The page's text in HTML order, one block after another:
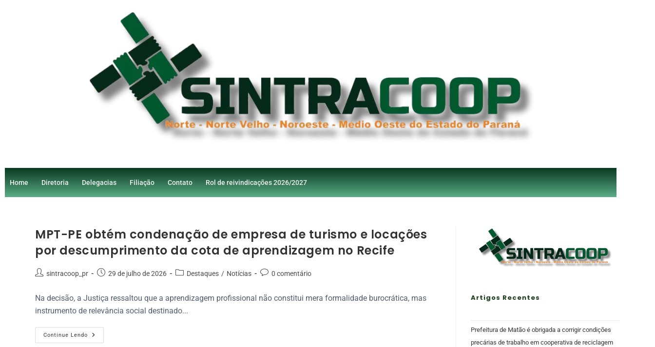
Home Diretoria Delegacias Filiação Contato Rol de reivindicações 2026/2027
MPT-PE obtém condenação de empresa de turismo e locações
por descumprimento da cota de aprendizagem no Recife
sintracoop_pr 29 de julho de 2026 Destaques / Notícias 0 comentário
Na decisão, a Justiça ressaltou que a aprendizagem profissional não constitui mera formalidade burocrática, mas
instrumento de relevância social destinado...
Continue Lendo
Artigos Recentes
Prefeitura de Matão é obrigada a corrigir condições
precárias de trabalho em cooperativa de reciclagem